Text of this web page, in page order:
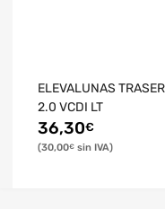
ELEVALUNAS
2.0 VCDI LT
36,30€
30,00€